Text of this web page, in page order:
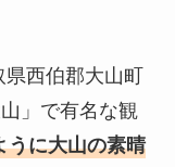
県西伯郡大山町
」で有名な観
うに大山の素晴